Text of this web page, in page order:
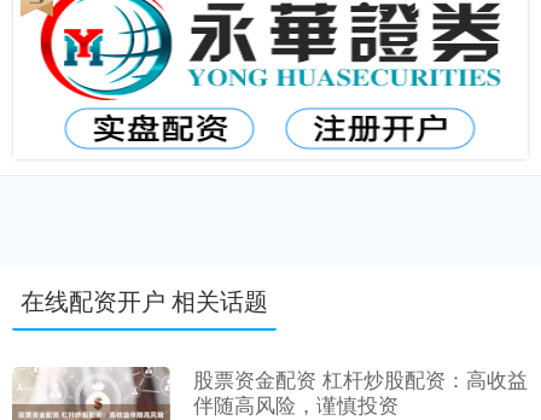
在线配资开户 相关话题
股票资金配资 杠杆炒股配资：高收益
伴随高风险，谨慎投资